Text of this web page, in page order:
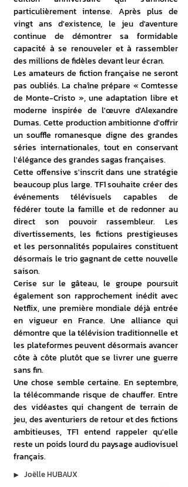
particulièrement intense. Après plus de
vingt ans d'existence, le jeu d'aventure
continue de démontrer sa formidable
capacité à se renouveler et à rassembler
des millions de fidèles devant leur écran.
Les amateurs de fiction française ne seront
pas oubliés. La chaîne prépare « Comtesse
de Monte-Cristo », une adaptation libre et
moderne inspirée de l'œuvre d'Alexandre
Dumas. Cette production ambitionne d'offrir
un souffle romanesque digne des grandes
séries internationales, tout en conservant
l'élégance des grandes sagas françaises.
Cette offensive s'inscrit dans une stratégie
beaucoup plus large. TF1 souhaite créer des
événements télévisuels capables de
fédérer toute la famille et de redonner au
direct son pouvoir rassembleur. Les
divertissements, les fictions prestigieuses
et les personnalités populaires constituent
désormais le trio gagnant de cette nouvelle
saison.
Cerise sur le gâteau, le groupe poursuit
également son rapprochement inédit avec
Netflix, une première mondiale déjà entrée
en vigueur en France. Une alliance qui
démontre que la télévision traditionnelle et
les plateformes peuvent désormais avancer
côte à côte plutôt que se livrer une guerre
sans fin.
Une chose semble certaine. En septembre,
la télécommande risque de chauffer. Entre
des vidéastes qui changent de terrain de
jeu, des aventuriers de retour et des fictions
ambitieuses, TF1 entend rappeler qu'elle
reste un poids lourd du paysage audiovisuel
français.
▶︎ Joëlle HUBAUX